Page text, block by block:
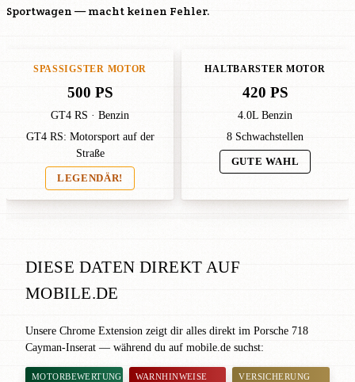
Sportwagen — macht keinen Fehler.
SPASSIGSTER MOTOR
500 PS
GT4 RS · Benzin
GT4 RS: Motorsport auf der
Straße
LEGENDÄR!
HALTBARSTER MOTOR
420 PS
4.0L Benzin
8 Schwachstellen
GUTE WAHL
DIESE DATEN DIREKT AUF
MOBILE.DE
Unsere Chrome Extension zeigt dir alles direkt im Porsche 718
Cayman-Inserat — während du auf mobile.de suchst:
MOTORBEWERTUNG WARNHINWEISE VERSICHERUNG